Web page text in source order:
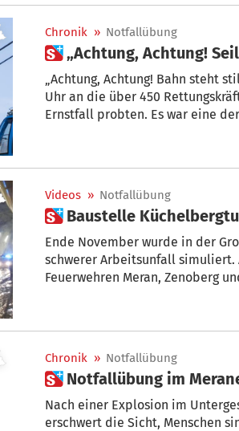
Chronik » Notfallübung
 „Achtung, Achtung!
„Achtung, Achtung! Bahn steht
Uhr an die über 450 Rettungskräfte, die am Samstag bei der Seiser Alm Bahn den
Ernstfall probten. Es war eine der größten und anspruchsvollsten Rettungsübungen in der
Videos » Notfallübung
 Baustelle
Ende November wurde in der
schwerer Arbeitsunfall simuliert.
Feuerwehren Meran, Zenoberg
Chronik » Notfallübung
 Notfallübung im
Nach einer Explosion im
erschwert die Sicht, Menschen